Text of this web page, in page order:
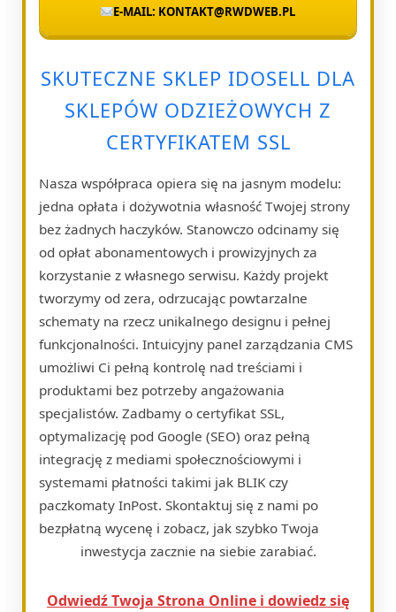
E-MAIL: KONTAKT@RWDWEB.PL
SKUTECZNE SKLEP IDOSELL DLA
SKLEPÓW ODZIEŻOWYCH Z
CERTYFIKATEM SSL
Nasza współpraca opiera się na jasnym modelu:
jedna opłata i dożywotnia własność Twojej strony
bez żadnych haczyków. Stanowczo odcinamy się
od opłat abonamentowych i prowizyjnych za
korzystanie z własnego serwisu. Każdy projekt
tworzymy od zera, odrzucając powtarzalne
schematy na rzecz unikalnego designu i pełnej
funkcjonalności. Intuicyjny panel zarządzania CMS
umożliwi Ci pełną kontrolę nad treściami i
produktami bez potrzeby angażowania
specjalistów. Zadbamy o certyfikat SSL,
optymalizację pod Google (SEO) oraz pełną
integrację z mediami społecznościowymi i
systemami płatności takimi jak BLIK czy
paczkomaty InPost. Skontaktuj się z nami po
bezpłatną wycenę i zobacz, jak szybko Twoja
inwestycja zacznie na siebie zarabiać.
Odwiedź Twoja Strona Online i dowiedz się